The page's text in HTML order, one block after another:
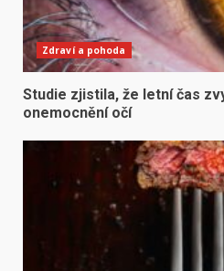
Zdraví a pohoda
Studie zjistila, že letní čas
onemocnění očí